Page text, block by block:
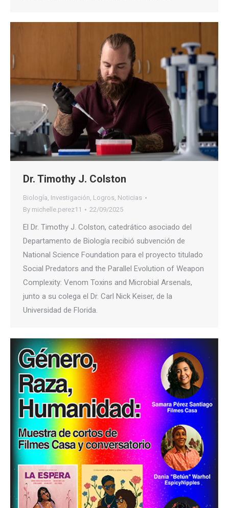
Dr. Timothy J. Colston
Biología, Investigación, Logros, Noticias
By michelle.perez11 22/09/2025
El Dr. Timothy J. Colston, catedrático asociado del
Departamento de Biología recibió subvención de
National Science Foundation para el proyecto titulado
Social Predators and the Parallel Evolution of Weapon
Complexity: Venom Toxins and Microbial Arsenals,
junto a su colega el Dr. Carl Nick Keiser, de la
Universidad de Florida.